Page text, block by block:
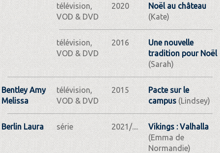
télévision,
VOD & DVD
2020
Noël au château
(Kate)
télévision,
VOD & DVD
2016
Une nouvelle
tradition pour Noël
(Sarah)
Bentley Amy
Melissa
télévision,
VOD & DVD
2015
Pacte sur le
campus(Lindsey)
Berlin Laura série 2021/....
Vikings : Valhalla
(Emma de
Normandie)